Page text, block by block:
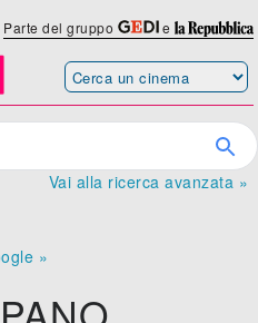
Parte del gruppo e
Vai alla ricerca avanzata »
»